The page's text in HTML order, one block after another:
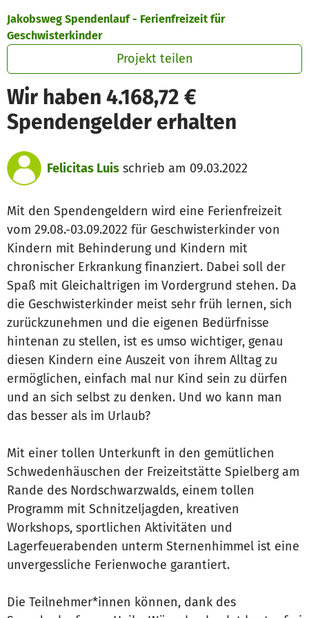
Jakobsweg Spendenlauf - Ferienfreizeit für
Geschwisterkinder
Projekt teilen
Wir haben 4.168,72 €
Spendengelder erhalten
Felicitas Luis schrieb am 09.03.2022
Mit den Spendengeldern wird eine Ferienfreizeit
vom 29.08.-03.09.2022 für Geschwisterkinder von
Kindern mit Behinderung und Kindern mit
chronischer Erkrankung finanziert. Dabei soll der
Spaß mit Gleichaltrigen im Vordergrund stehen. Da
die Geschwisterkinder meist sehr früh lernen, sich
zurückzunehmen und die eigenen Bedürfnisse
hintenan zu stellen, ist es umso wichtiger, genau
diesen Kindern eine Auszeit von ihrem Alltag zu
ermöglichen, einfach mal nur Kind sein zu dürfen
und an sich selbst zu denken. Und wo kann man
das besser als im Urlaub?
Mit einer tollen Unterkunft in den gemütlichen
Schwedenhäuschen der Freizeitstätte Spielberg am
Rande des Nordschwarzwalds, einem tollen
Programm mit Schnitzeljagden, kreativen
Workshops, sportlichen Aktivitäten und
Lagerfeuerabenden unterm Sternenhimmel ist eine
unvergessliche Ferienwoche garantiert.
Die Teilnehmer*innen können, dank des